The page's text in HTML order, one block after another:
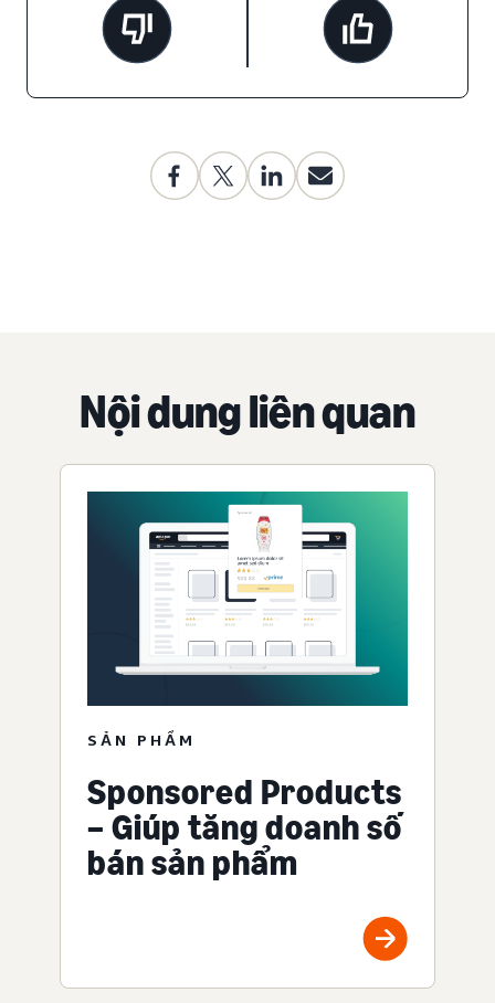
Nội dung liên quan
SẢN PHẨM
Sponsored Products
– Giúp tăng doanh số
bán sản phẩm